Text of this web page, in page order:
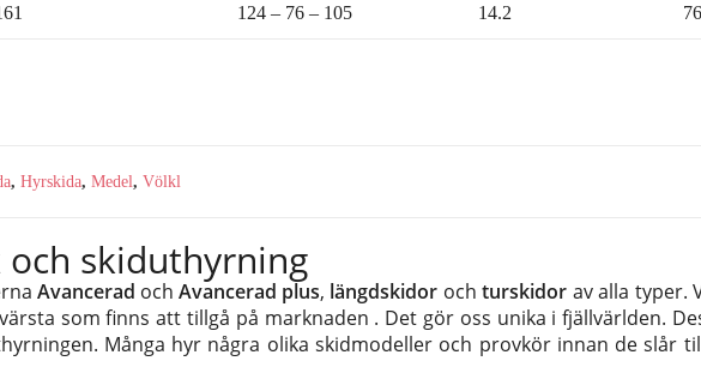
124 – 76 – 105 14.2 76
, Hyrskida, Medel, Völkl
skiduthyrning
Avancerad och Avancerad plus, längdskidor och turskidor av alla typer.
som finns att tillgå på marknaden . Det gör oss unika i fjällvärlden.
Många hyr några olika skidmodeller och provkör innan de slår